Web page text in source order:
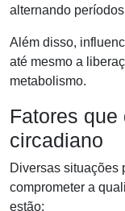
alternando
Além disso,
até mesmo a
metabolismo.
Fatores
circadiano
Diversas situações
comprometer a
estão: